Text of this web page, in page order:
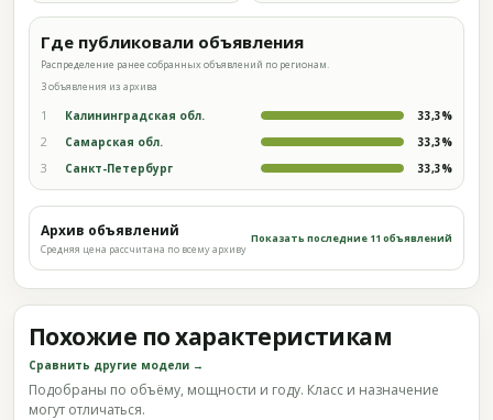
Где публиковали объявления
Распределение ранее собранных объявлений по регионам.
3 объявления из архива
1 Калининградская обл. 33,3%
2 Самарская обл. 33,3%
3 Санкт-Петербург 33,3%
Архив объявлений
Средняя цена рассчитана по всему архиву
Показать последние 11 объявлений
Похожие по характеристикам
Сравнить другие модели →
Подобраны по объёму, мощности и году. Класс и назначение
могут отличаться.